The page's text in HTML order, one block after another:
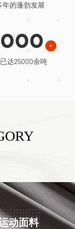
年的蓬勃发展
+
达25000余吨
动面料